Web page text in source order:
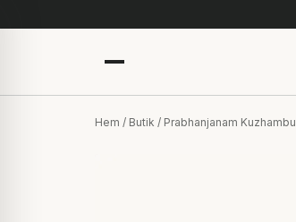
Hem / Butik / Prabhanjanam Kuzhambu